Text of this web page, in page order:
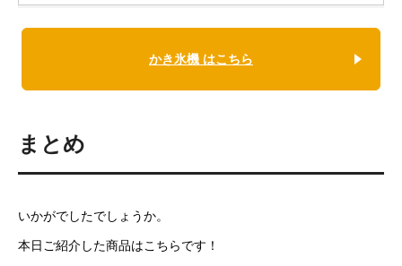
かき氷機 はこちら
まとめ
いかがでしたでしょうか。
本日ご紹介した商品はこちらです！